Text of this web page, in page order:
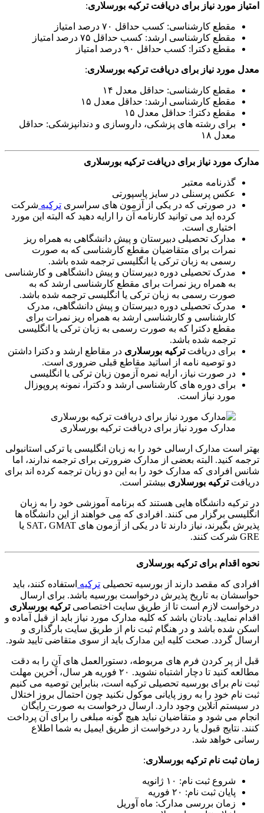
امتیاز مورد نیاز برای دریافت ترکیه بورسلاری:
مقطع کارشناسی: کسب حداقل ۷۰ درصد امتیاز
مقطع کارشناسی ارشد: کسب حداقل ۷۵ درصد امتیاز
مقطع دکترا: کسب حداقل ۹۰ درصد امتیاز
معدل مورد نیاز برای دریافت ترکیه بورسلاری:
مقطع کارشناسی: حداقل معدل ۱۴
مقطع کارشناسی ارشد: حداقل معدل ۱۵
مقطع دکترا: حداقل معدل ۱۵
برای رشته های پزشکی، داروسازی و دندانپزشکی: حداقل
معدل ۱۸
مدارک مورد نیاز برای دریافت ترکیه بورسلاری
گذرنامه معتبر
عکس پرسنلی در سایز پاسپورتی
در صورتی که در یکی از آزمون های سراسری ترکیه شرکت
کرده اید می توانید کارنامه آن را ارایه دهید که البته این مورد
اختیاری است.
مدارک تحصیلی دبیرستان و پیش دانشگاهی به همراه ریز
نمرات برای متقاضیان مقطع کارشناسی که به صورت
رسمی به زبان ترکی یا انگلیسی ترجمه شده باشد.
مدرک تحصیلی دوره دبیرستان و پیش دانشگاهی و کارشناسی
به همراه ریز نمرات برای مقطع کارشناسی ارشد که به
صورت رسمی به زبان ترکی یا انگلیسی ترجمه شده باشد.
مدرک تحصیلی دوره دبیرستان و پیش دانشگاهی، مدرک
کارشناسی و کارشناسی ارشد به همراه ریز نمرات برای
مقطع دکترا که به صورت رسمی به زبان ترکی یا انگلیسی
ترجمه شده باشد.
برای دریافتترکیه بورسلاری در مقاطع ارشد و دکترا داشتن
دو توصیه نامه از اساتید مقاطع قبلی ضروری است.
در صورت نیاز، ارایه نمره آزمون زبان ترکی یا انگلیسی
برای دوره های کارشناسی ارشد و دکترا، نمونه پروپوزال
مورد نیاز است.
مدارک مورد نیاز برای دریافت ترکیه بورسلاری
بهتر است مدارک ارسالی خود را به زبان انگلیسی یا ترکی استانبولی
ترجمه کنید. البته بعضی از مدارک ضرورتی برای ترجمه ندارند، اما
شانس افرادی که مدارک خود را به این دو زبان ترجمه کرده اند برای
دریافتترکیه بورسلاری بیشتر است.
در ترکیه دانشگاه هایی هستند که برنامه آموزشی خود را به زبان
انگلیسی برگزار می کنند. افرادی که می خواهند از این دانشگاه ها
پذیرش بگیرند، نیاز دارند تا در یکی از آزمون های SAT، GMAT یا
GRE شرکت کنند.
نحوه اقدام برای ترکیه بورسلاری
افرادی که مقصد دارند از بورسیه تحصیلی ترکیه استفاده کنند، باید
حواسشان به تاریخ پذیرش درخواست بورسیه باشد. برای ارسال
درخواست لازم است تا از طریق سایت اختصاصیترکیه بورسلاری
اقدام نمایید. یادتان باشد که کلیه مدارک مورد نیاز باید از قبل آماده و
اسکن شده باشد و در هنگام ثبت نام از طریق سایت بارگذاری و
ارسال گردد. صحت کلیه این مدارک باید از سوی متقاضی تایید شود.
قبل از پر کردن فرم های مربوطه، دستورالعمل های آن را به دقت
مطالعه کنید تا دچار اشتباه نشوید. ۲۰ فوریه هر سال، آخرین مهلت
ثبت نام برای بورسیه تحصیلی ترکیه است، بنابراین توصیه می کنیم
ثبت نام خود را به روز پایانی موکول نکنید چون احتمال بروز اختلال
در سیستم آنلاین وجود دارد. ارسال درخواست به صورت رایگان
انجام می شود و متقاضیان نباید هیچ گونه مبلغی را برای آن پرداخت
کنند. نتایج قبول یا رد درخواست از طریق ایمیل به شما اطلاع
رسانی خواهد شد.
زمان ثبت نام ترکیه بورسلاری:
شروع ثبت نام: ۱۰ ژانویه
پایان ثبت نام: ۲۰ فوریه
زمان بررسی مدارک: ماه آوریل